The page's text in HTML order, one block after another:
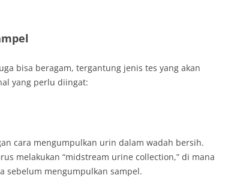
bisa beragam, tergantung jenis tes yang akan
yang perlu diingat:
cara mengumpulkan urin dalam wadah bersih.
melakukan “midstream urine collection,” di mana
sebelum mengumpulkan sampel.